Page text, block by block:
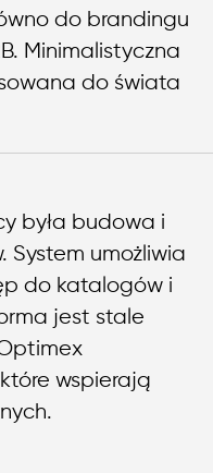
do brandingu
Minimalistyczna
do świata
była budowa i
System umożliwia
do katalogów i
jest stale
wspierają